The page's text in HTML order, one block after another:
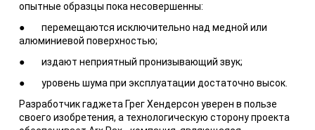
опытные образцы пока несовершенны:
● перемещаются исключительно над медной или
алюминиевой поверхностью;
● издают неприятный пронизывающий звук;
● уровень шума при эксплуатации достаточно высок.
Разработчик гаджета Грег Хендерсон уверен в пользе
своего изобретения, а технологическую сторону проекта